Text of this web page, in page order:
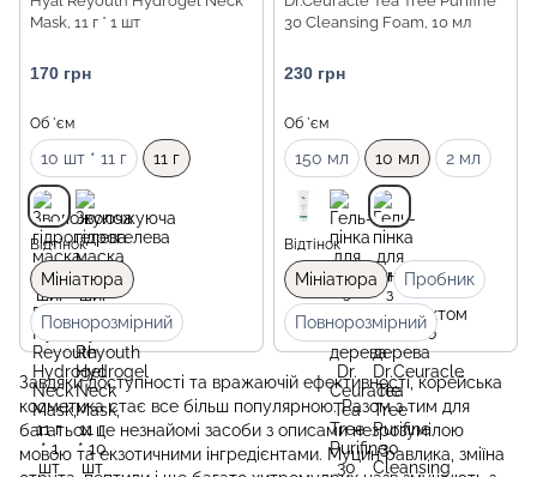
Mask, 11 г * 1 шт
170 грн
Об `єм
10 шт * 11 г 11 г
Відтінок
Мініатюра
Повнорозмірний
30 Cleansing Foam, 10 мл
230 грн
Об `єм
150 мл 10 мл 2 мл
Відтінок
Мініатюра Пробник
Повнорозмірний
Завдяки доступності та вражаючій ефективності, корейська
косметика стає все більш популярною. Разом з тим для
багатьох це незнайомі засоби з описами незрозумілою
мовою та екзотичними інгредієнтами. Муцин равлика, зміїна